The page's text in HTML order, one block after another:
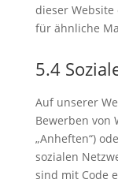
dieser
für ähnliche
5.4
Auf unserer
Bewerben von
„Anheften“)
sozialen
sind mit Code